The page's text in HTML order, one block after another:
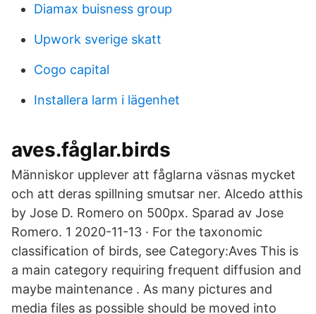
Diamax buisness group
Upwork sverige skatt
Cogo capital
Installera larm i lägenhet
aves.fåglar.birds
Människor upplever att fåglarna väsnas mycket
och att deras spillning smutsar ner. Alcedo atthis
by Jose D. Romero on 500px. Sparad av Jose
Romero. 1 2020-11-13 · For the taxonomic
classification of birds, see Category:Aves This is
a main category requiring frequent diffusion and
maybe maintenance . As many pictures and
media files as possible should be moved into